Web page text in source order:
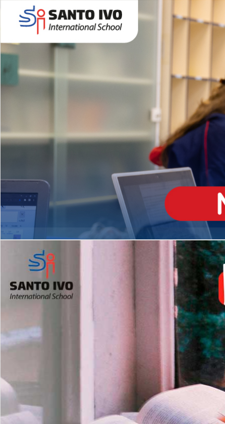
Novidades 2026 High School
Matrículas Abertas 2026
EDUCAÇÃO INFANTIL
Inglês todos os dias
MÉDIO
igh School
Dupla Diplomação
2º AO 5º ANO FUNDAMENTAL
es
Com imersão Bilingue - Anos
Finais